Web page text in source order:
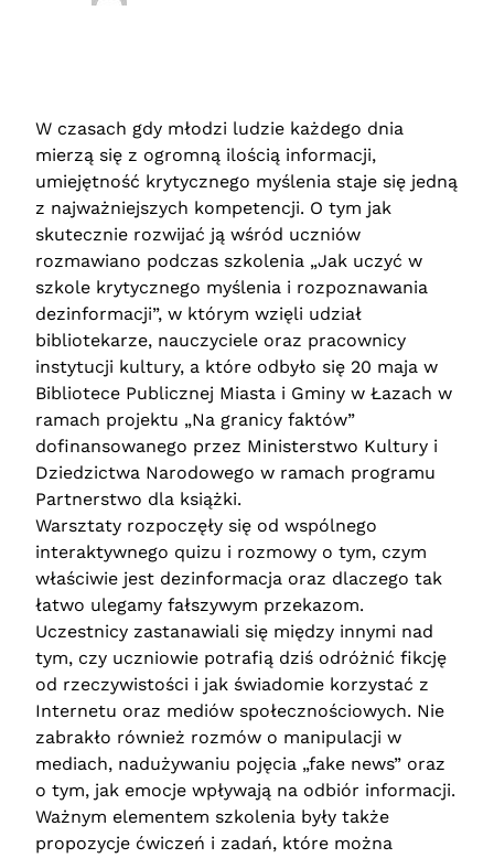
W czasach gdy młodzi ludzie każdego dnia
mierzą się z ogromną ilością informacji,
umiejętność krytycznego myślenia staje się jedną
z najważniejszych kompetencji. O tym jak
skutecznie rozwijać ją wśród uczniów
rozmawiano podczas szkolenia „Jak uczyć w
szkole krytycznego myślenia i rozpoznawania
dezinformacji”, w którym wzięli udział
bibliotekarze, nauczyciele oraz pracownicy
instytucji kultury, a które odbyło się 20 maja w
Bibliotece Publicznej Miasta i Gminy w Łazach w
ramach projektu „Na granicy faktów”
dofinansowanego przez Ministerstwo Kultury i
Dziedzictwa Narodowego w ramach programu
Partnerstwo dla książki.
Warsztaty rozpoczęły się od wspólnego
interaktywnego quizu i rozmowy o tym, czym
właściwie jest dezinformacja oraz dlaczego tak
łatwo ulegamy fałszywym przekazom.
Uczestnicy zastanawiali się między innymi nad
tym, czy uczniowie potrafią dziś odróżnić fikcję
od rzeczywistości i jak świadomie korzystać z
Internetu oraz mediów społecznościowych. Nie
zabrakło również rozmów o manipulacji w
mediach, nadużywaniu pojęcia „fake news” oraz
o tym, jak emocje wpływają na odbiór informacji.
Ważnym elementem szkolenia były także
propozycje ćwiczeń i zadań, które można